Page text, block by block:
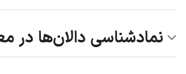
نمادشناسی دالان‌ها در